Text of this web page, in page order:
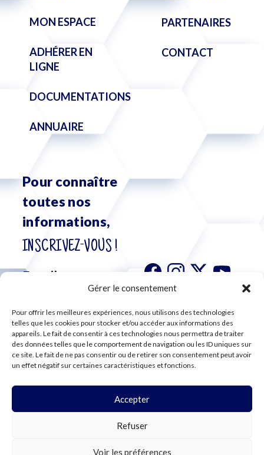
Gérer le consentement
Pour offrir les meilleures expériences, nous utilisons des technologies
telles que les cookies pour stocker et/ou accéder aux informations des
appareils. Le fait de consentir à ces technologies nous permettra de traiter
des données telles que le comportement de navigation ou les ID uniques sur
ce site. Le fait de ne pas consentir ou de retirer son consentement peut avoir
un effet négatif sur certaines caractéristiques et fonctions.
Accepter
Refuser
Voir les préférences
MON ESPACE
ADHÉRER EN
LIGNE
DOCUMENTATIONS
ANNUAIRE
PARTENAIRES
CONTACT
Pour connaître
toutes nos
informations,
INSCRIVEZ-VOUS !
S'abonner à
notre
newsletter